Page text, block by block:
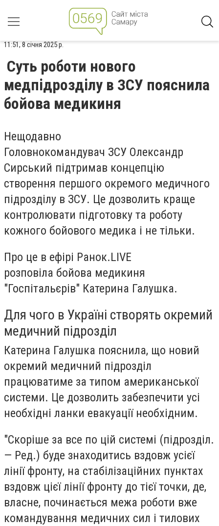
11:51, 8 січня 2025 р.
Суть роботи нового
медпідрозділу в ЗСУ пояснила
бойова медикиня
Нещодавно
Головнокомандувач ЗСУ Олександр
Сирський підтримав концепцію
створення першого окремого медичного
підрозділу в ЗСУ. Це дозволить краще
контролювати підготовку та роботу
кожного бойового медика і не тільки.
Про це в ефірі Ранок.LIVE
розповіла бойова медикиня
"Госпітальєрів" Катерина Галушка.
Для чого в Україні створять окремий
медичний підрозділ
Катерина Галушка пояснила, що новий
окремий медичний підрозділ
працюватиме за типом американської
системи. Це дозволить забезпечити усі
необхідні ланки евакуації необхідним.
"Скоріше за все по цій системі (підрозділ.
— Ред.) буде знаходитись вздовж усієї
лінії фронту, на стабілізаційних пунктах
вздовж цієї лінії фронту до тієї точки, де,
власне, починається межа роботи вже
командування медичних сил і тилових